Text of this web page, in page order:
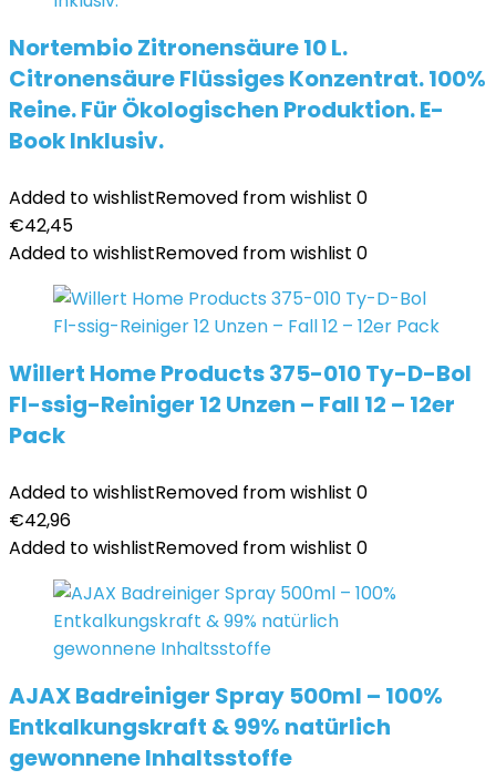
Nortembio Zitronensäure 10 L.
Citronensäure Flüssiges Konzentrat. 100%
Reine. Für Ökologischen Produktion. E-
Book Inklusiv.
Added to wishlistRemoved from wishlist 0
€42,45
Added to wishlistRemoved from wishlist 0
Willert Home Products 375-010 Ty-D-Bol
Fl-ssig-Reiniger 12 Unzen – Fall 12 – 12er
Pack
Added to wishlistRemoved from wishlist 0
€42,96
Added to wishlistRemoved from wishlist 0
AJAX Badreiniger Spray 500ml – 100%
Entkalkungskraft & 99% natürlich
gewonnene Inhaltsstoffe